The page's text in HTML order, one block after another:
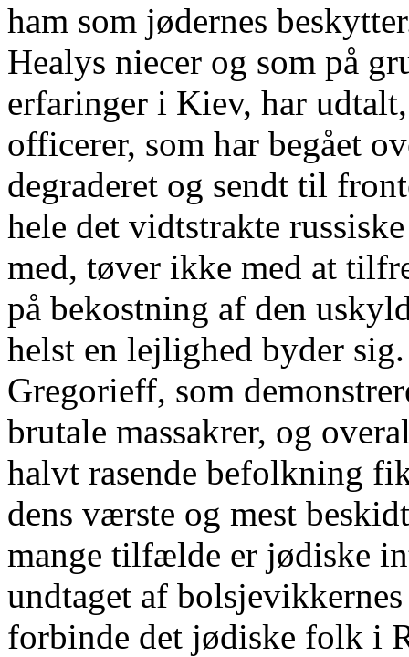
ham som jødernes
Healys niecer og som på
erfaringer i Kiev, har
officerer, som har begået
degraderet og sendt til
hele det vidtstrakte
med, tøver ikke med at
på bekostning af den
helst en lejlighed byder
Gregorieff, som
brutale massakrer, og
halvt rasende befolkning
dens værste og mest
mange tilfælde er jødiske
undtaget af
forbinde det jødiske folk i